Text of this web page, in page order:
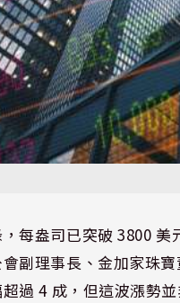
每盎司已突破 3800
副理事長、金加家珠
過 4 成，但這波漲勢